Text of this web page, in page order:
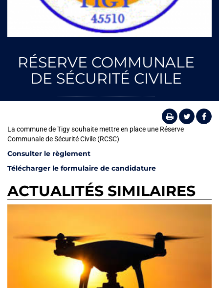
RÉSERVE COMMUNALE
DE SÉCURITÉ CIVILE
La commune de Tigy souhaite mettre en place une Réserve
Communale de Sécurité Civile (RCSC)
Consulter le règlement
Télécharger le formulaire de candidature
ACTUALITÉS SIMILAIRES